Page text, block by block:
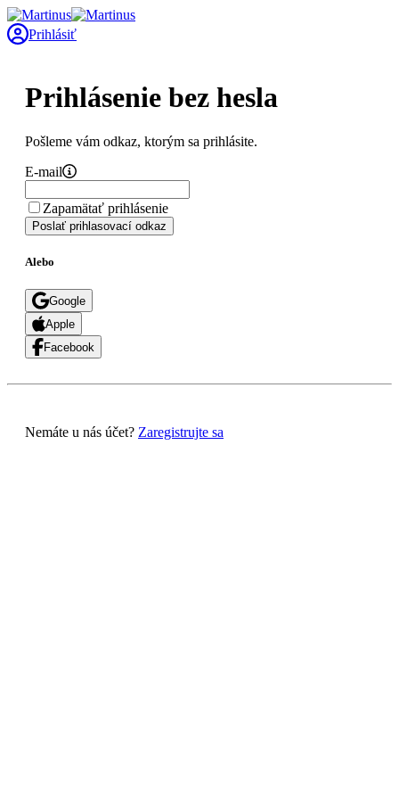
Prihlásiť
Prihlásenie bez hesla
Pošleme vám odkaz, ktorým sa prihlásite.
E-mail
Zapamätať prihlásenie
Poslať prihlasovací odkaz
Alebo
Google
Apple
Facebook
Nemáte u nás účet? Zaregistrujte sa